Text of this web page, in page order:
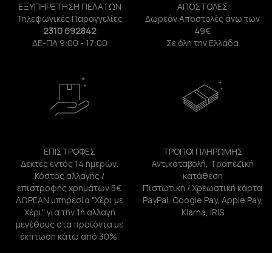
ΕΞΥΠΗΡΕΤΗΣΗ ΠΕΛΑΤΩΝ
Τηλεφωνικές Παραγγελίες
2310 692842
ΔΕ-ΠΑ 9:00 - 17:00
ΑΠΟΣΤΟΛΕΣ
Δωρεάν Αποστολές άνω των
49€
Σε όλη την Ελλάδα
ΕΠΙΣΤΡΟΦΕΣ
Δεκτές εντός 14 ημερών.
Κόστος αλλαγής /
επιστροφής χρημάτων 5€.
ΔΩΡΕΑΝ υπηρεσία "Χέρι με
Χέρι" για την 1η αλλαγή
μεγέθους στα προϊόντα με
έκπτωση κάτω από 30%.
ΤΡΟΠΟΙ ΠΛΗΡΩΜΗΣ
Αντικαταβολή, Τραπεζική
κατάθεση
Πιστωτική / Χρεωστική κάρτα
PayPal, Google Pay, Apple Pay,
Klarna, IRIS